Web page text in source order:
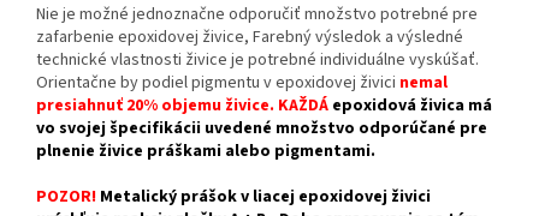
Nie je možné jednoznačne odporučiť množstvo potrebné pre
zafarbenie epoxidovej živice, Farebný výsledok a výsledné
technické vlastnosti živice je potrebné individuálne vyskúšať.
Orientačne by podiel pigmentu v epoxidovej živici nemal
presiahnuť 20% objemu živice. KAŽDÁ epoxidová živica má
vo svojej špecifikácii uvedené množstvo odporúčané pre
plnenie živice práškami alebo pigmentami.
POZOR! Metalický prášok v liacej epoxidovej živici